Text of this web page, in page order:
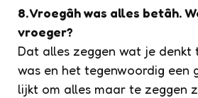
8. Vroegâh was alles betâh.
vroeger?
Dat alles zeggen wat je denkt
was en het tegenwoordig een
lijkt om alles maar te zeggen